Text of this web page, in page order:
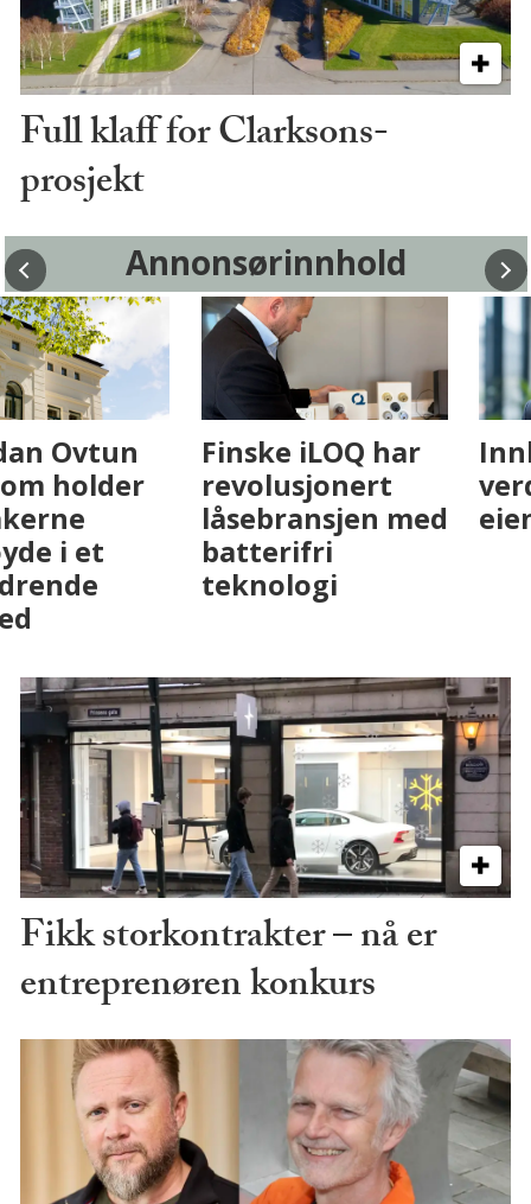
Full klaff for Clarksons-
prosjekt
Annonsørinnhold
Fenistra endrer
eiendomsbransjen
med AI. Slik ser vi
på fremtiden
Hvordan Ovtun
Eiendom holder
leietakerne
fornøyde i et
utfordrende
Fikk storkontrakter – nå er
entreprenøren konkurs